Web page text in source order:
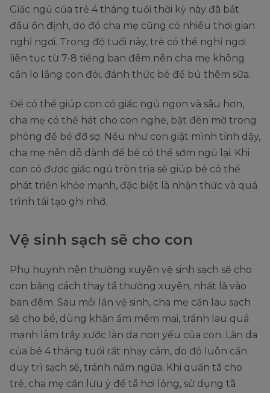
Giấc ngủ của trẻ 4 tháng tuổi thời kỳ này đã bắt
đầu ổn định, do đó cha mẹ cũng có nhiều thời gian
nghỉ ngơi. Trong độ tuổi này, trẻ có thể nghỉ ngơi
liên tục từ 7-8 tiếng ban đêm nên cha mẹ không
cần lo lắng con đói, đánh thức bé để bú thêm sữa.
Để có thể giúp con có giấc ngủ ngon và sâu hơn,
cha mẹ có thể hát cho con nghe, bật đèn mờ trong
phòng để bé đỡ sợ. Nếu như con giật mình tỉnh dậy,
cha mẹ nên dỗ dành để bé có thể sớm ngủ lại. Khi
con có được giấc ngủ tròn trịa sẽ giúp bé có thể
phát triển khỏe mạnh, đặc biệt là nhận thức và quá
trình tái tạo ghi nhớ.
Vệ sinh sạch sẽ cho con
Phụ huynh nên thường xuyên vệ sinh sạch sẽ cho
con bằng cách thay tã thường xuyên, nhất là vào
ban đêm. Sau mỗi lần vệ sinh, cha mẹ cần lau sạch
sẽ cho bé, dùng khăn ấm mềm mại, tránh lau quá
mạnh làm trầy xước làn da non yếu của con. Làn da
của bé 4 tháng tuổi rất nhạy cảm, do đó luôn cần
duy trì sạch sẽ, tránh nấm ngứa. Khi quấn tã cho
trẻ, cha mẹ cần lưu ý để tã hơi lỏng, sử dụng tã